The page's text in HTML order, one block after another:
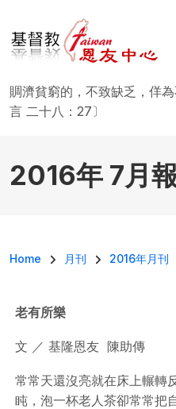
賙濟貧窮的，不致缺乏，佯
言 二十八：27〕
2016年 7月報
導航連結
Home 月刊 2016年月刊
老有所樂
文 ／ 基隆恩友 陳助傳
常常天還沒亮就在床上輾轉
盹，泡一杯老人茶卻常常把